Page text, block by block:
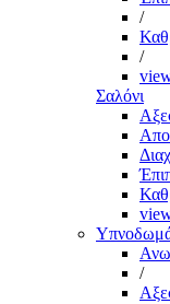
/
/
Σαλόνι
/